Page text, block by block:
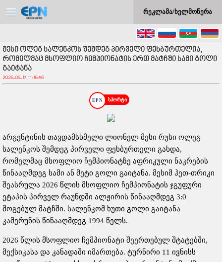
რეკლამა/ხელმოწერა
მესი ოლეგ სალენკოს შემდეგ პირველი ფეხბურთელია,
რომელმაც მსოფლიო ჩემპიონატის ერთ მატჩში სამი გოლი
გაიტანა
2026-06-17 11:16:59
სპორტი
არგენტინის თავდამსხმელი ლიონელ მესი რუსი ოლეგ
სალენკოს შემდეგ პირველი ფეხბურთელი გახდა,
რომელმაც მსოფლიო ჩემპიონატზე აფრიკული ნაკრების
წინააღმდეგ სამი ან მეტი გოლი გაიტანა. მესიმ ჰეთ-თრიკი
შეასრულა 2026 წლის მსოფლიო ჩემპიონატის ჯგუფური
ეტაპის პირველ რაუნდში ალჟირის წინააღმდეგ 3:0
მოგებულ მატჩში. სალენკომ ხუთი გოლი გაიტანა
კამერუნის წინააღმდეგ 1994 წელს.
2026 წლის მსოფლიო ჩემპიონატი შეერთებულ შტატებში,
მექსიკასა და კანადაში იმართება. ტურნირი 11 ივნისს